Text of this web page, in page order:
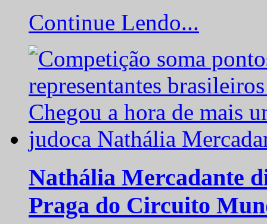
Continue Lendo...
Nathália Mercadante
Praga do Circuito